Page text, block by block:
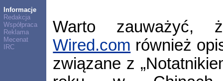
Informacje
Redakcja
Współpraca
Reklama
Mecenat
IRC
Warto zauważyć,
Wired.com również
związane z